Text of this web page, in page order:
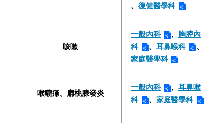
、 復健醫學科
咳嗽
一般內科 、 胸腔內
科
、 耳鼻喉科
、
家庭醫學科
喉嚨痛、扁桃腺發炎
一般內科 、 耳鼻喉
科
、 家庭醫學科